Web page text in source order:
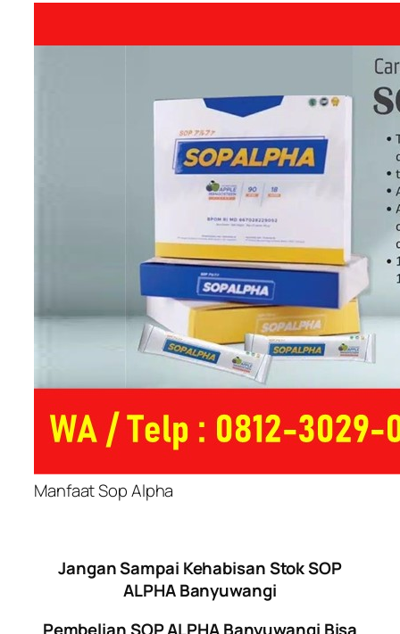
Manfaat Sop Alpha
Jangan Sampai Kehabisan Stok SOP
ALPHA Banyuwangi
Pembelian SOP ALPHA Banyuwangi Bisa